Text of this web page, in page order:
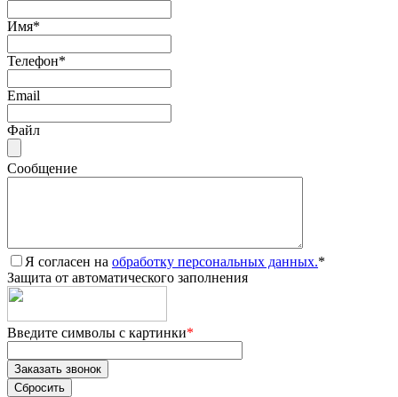
Имя*
Телефон*
Email
Файл
Сообщение
Я согласен на обработку персональных данных.*
Защита от автоматического заполнения
Введите символы с картинки*